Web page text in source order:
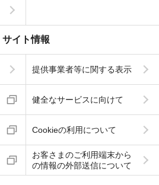
サイト情報
提供事業者等に関する表示
健全なサービスに向けて
Cookieの利用について
お客さまのご利用端末から
の情報の外部送信について